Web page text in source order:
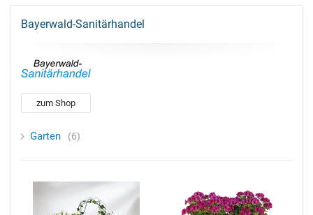
Bayerwald-Sanitärhandel
zum Shop
Garten 6